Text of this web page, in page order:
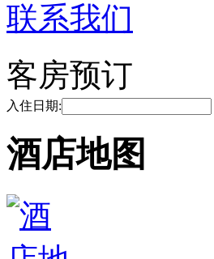
联系我们
客房预订
入住日期:
酒店地图